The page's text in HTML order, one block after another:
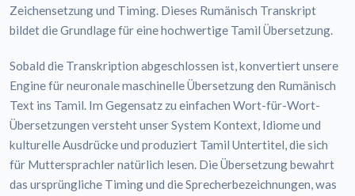
Zeichensetzung und Timing. Dieses Rumänisch Transkript
bildet die Grundlage für eine hochwertige Tamil Übersetzung.
Sobald die Transkription abgeschlossen ist, konvertiert unsere
Engine für neuronale maschinelle Übersetzung den Rumänisch
Text ins Tamil. Im Gegensatz zu einfachen Wort-für-Wort-
Übersetzungen versteht unser System Kontext, Idiome und
kulturelle Ausdrücke und produziert Tamil Untertitel, die sich
für Muttersprachler natürlich lesen. Die Übersetzung bewahrt
das ursprüngliche Timing und die Sprecherbezeichnungen, was